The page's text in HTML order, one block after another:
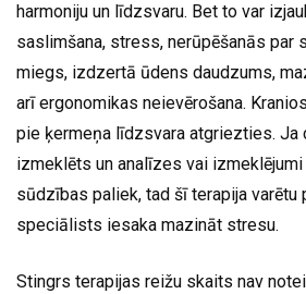
harmoniju un līdzsvaru. Bet to var
saslimšana, stress, nerūpēšanās par
miegs, izdzertā ūdens daudzums,
arī ergonomikas neievērošana.
pie ķermeņa līdzsvara atgriezties. Ja
izmeklēts un analīzes vai
sūdzības paliek, tad šī terapija varētu
speciālists iesaka mazināt stresu.
Stingrs terapijas reižu skaits nav